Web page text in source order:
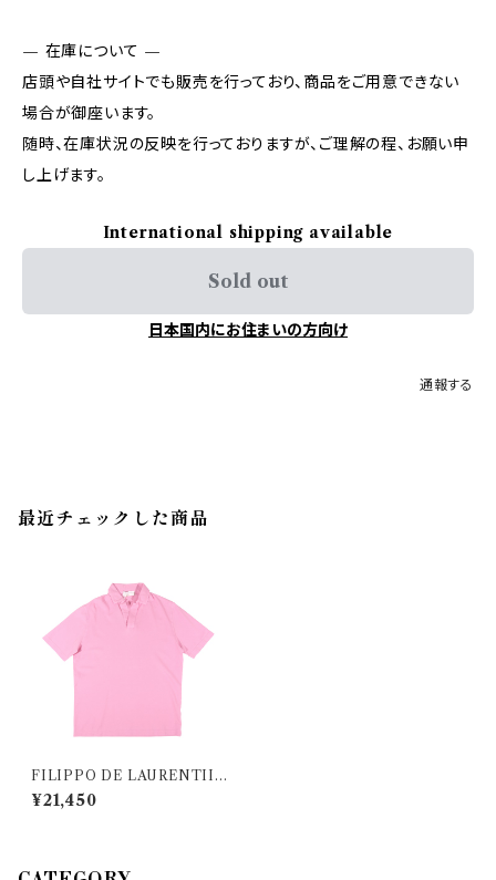
— 在庫について —
店頭や自社サイトでも販売を行っており、商品をご用意できない
場合が御座います。
随時、在庫状況の反映を行っておりますが、ご理解の程、お願い申
し上げます。
International shipping available
Sold out
日本国内にお住まいの方向け
通報する
最近チェックした商品
FILIPPO DE LAURENTIIS
（フィリッポ デ ラウレンティス）
半袖ポロシャツ PLMCSKIT
¥21,450